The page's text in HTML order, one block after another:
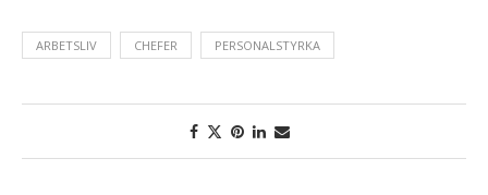
ARBETSLIV CHEFER PERSONALSTYRKA